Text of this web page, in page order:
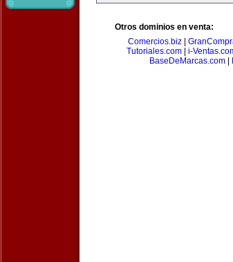
Otros dominios en venta:
Comercios.biz|
Tutoriales.com
i-
BaseDeMarcas.com